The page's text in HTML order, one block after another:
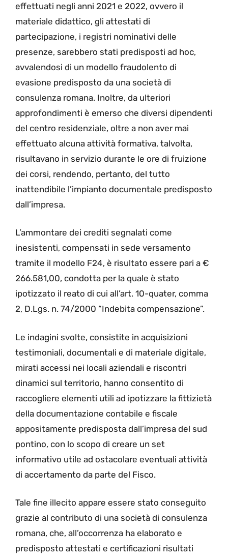
effettuati negli anni 2021 e 2022, ovvero il
materiale didattico, gli attestati di
partecipazione, i registri nominativi delle
presenze, sarebbero stati predisposti ad hoc,
avvalendosi di un modello fraudolento di
evasione predisposto da una società di
consulenza romana. Inoltre, da ulteriori
approfondimenti è emerso che diversi dipendenti
del centro residenziale, oltre a non aver mai
effettuato alcuna attività formativa, talvolta,
risultavano in servizio durante le ore di fruizione
dei corsi, rendendo, pertanto, del tutto
inattendibile l’impianto documentale predisposto
dall’impresa.
L’ammontare dei crediti segnalati come
inesistenti, compensati in sede versamento
tramite il modello F24, è risultato essere pari a €
266.581,00, condotta per la quale è stato
ipotizzato il reato di cui all’art. 10-quater, comma
2, D.Lgs. n. 74/2000 “Indebita compensazione”.
Le indagini svolte, consistite in acquisizioni
testimoniali, documentali e di materiale digitale,
mirati accessi nei locali aziendali e riscontri
dinamici sul territorio, hanno consentito di
raccogliere elementi utili ad ipotizzare la fittizietà
della documentazione contabile e fiscale
appositamente predisposta dall’impresa del sud
pontino, con lo scopo di creare un set
informativo utile ad ostacolare eventuali attività
di accertamento da parte del Fisco.
Tale fine illecito appare essere stato conseguito
grazie al contributo di una società di consulenza
romana, che, all’occorrenza ha elaborato e
predisposto attestati e certificazioni risultati